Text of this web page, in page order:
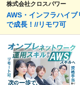
株式会社クロスパワー
AWS・インフラハイ
で成長！//リモワ可